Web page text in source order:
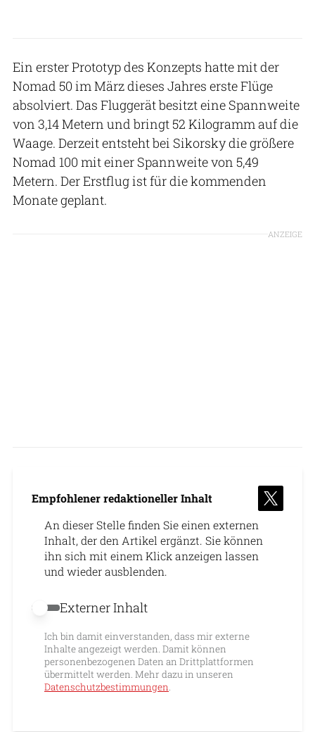
Ein erster Prototyp des Konzepts hatte mit der
Nomad 50 im März dieses Jahres erste Flüge
absolviert. Das Fluggerät besitzt eine Spannweite
von 3,14 Metern und bringt 52 Kilogramm auf die
Waage. Derzeit entsteht bei Sikorsky die größere
Nomad 100 mit einer Spannweite von 5,49
Metern. Der Erstflug ist für die kommenden
Monate geplant.
ANZEIGE
Empfohlener redaktioneller Inhalt
An dieser Stelle finden Sie einen externen
Inhalt, der den Artikel ergänzt. Sie können
ihn sich mit einem Klick anzeigen lassen
und wieder ausblenden.
Externer Inhalt erlauben
Externer Inhalt
Ich bin damit einverstanden, dass mir externe
Inhalte angezeigt werden. Damit können
personenbezogenen Daten an Drittplattformen
übermittelt werden. Mehr dazu in unseren
Datenschutzbestimmungen.